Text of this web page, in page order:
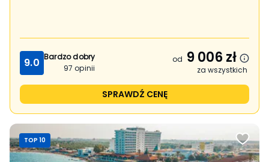
9.0 Bardzo dobry
97 opinii
od 9 006zł
za wszystkich
SPRAWDŹ CENĘ
TOP 10